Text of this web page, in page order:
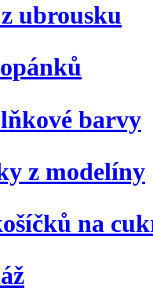
ubrousku
barvy
z modelíny
na